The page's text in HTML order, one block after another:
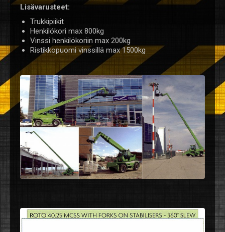
Lisävarusteet:
Trukkipiikit
Henkilökori max 800kg
Vinssi henkilökoriin max 200kg
Ristikkopuomi vinssillä max 1500kg